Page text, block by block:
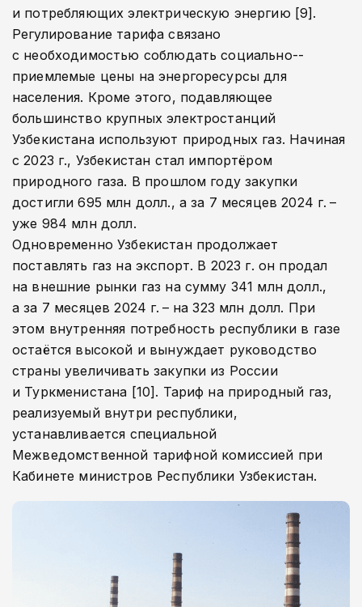
и потребляющих электрическую энергию [9].
Регулирование тарифа связано
с необходимостью соблюдать социально-­
приемлемые цены на энергоресурсы для
населения. Кроме этого, подавляющее
большинство крупных электростанций
Узбекистана используют природных газ. Начиная
с 2023 г., Узбекистан стал импортёром
природного газа. В прошлом году закупки
достигли 695 млн долл., а за 7 месяцев 2024 г. –
уже 984 млн долл.
Одновременно Узбекистан продолжает
поставлять газ на экспорт. В 2023 г. он продал
на внешние рынки газ на сумму 341 млн долл.,
а за 7 месяцев 2024 г. – на 323 млн долл. При
этом внутренняя потребность республики в газе
остаётся высокой и вынуждает руководство
страны увеличивать закупки из России
и Туркменистана [10]. Тариф на природный газ,
реализуемый внутри республики,
устанавливается специальной
Межведомственной тарифной комиссией при
Кабинете министров Республики Узбекистан.